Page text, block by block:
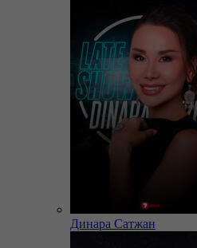
Динара Сатжан